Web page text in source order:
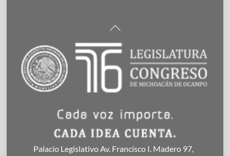
Back
Top
Palacio Legislativo Av. Francisco I. Madero 97,